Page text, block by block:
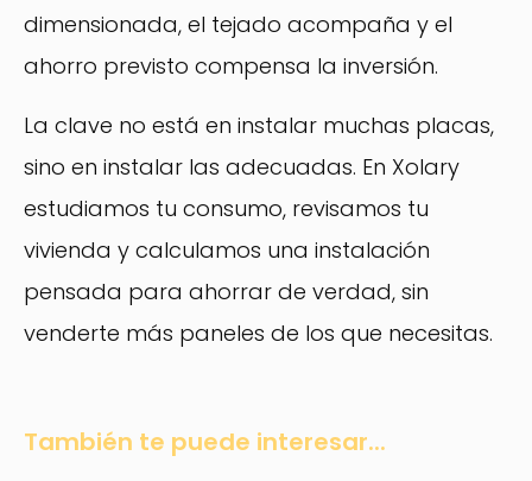
dimensionada, el tejado acompaña y el
ahorro previsto compensa la inversión.
La clave no está en instalar muchas placas,
sino en instalar las adecuadas. En Xolary
estudiamos tu consumo, revisamos tu
vivienda y calculamos una instalación
pensada para ahorrar de verdad, sin
venderte más paneles de los que necesitas.
También te puede interesar...